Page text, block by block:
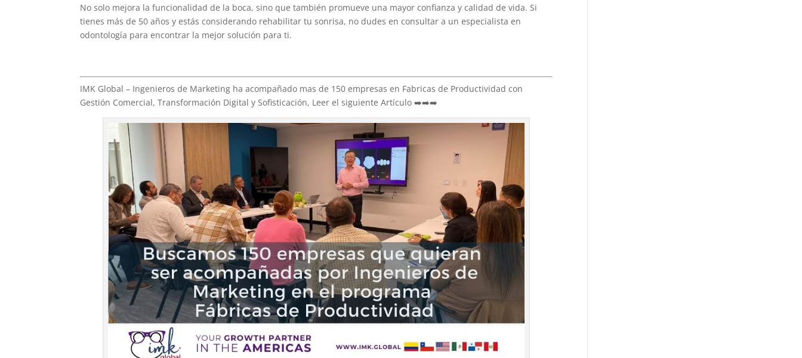
No solo mejora la funcionalidad de la boca, sino que también promueve una mayor confianza y calidad de vida. Si
tienes más de 50 años y estás considerando rehabilitar tu sonrisa, no dudes en consultar a un especialista en
odontología para encontrar la mejor solución para ti.
IMK Global – Ingenieros de Marketing ha acompañado mas de 150 empresas en Fabricas de Productividad con
Gestión Comercial, Transformación Digital y Sofisticación, Leer el siguiente Artículo ➡️➡️➡️